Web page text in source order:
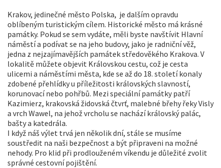
Krakov, jedinečné město Polska, je dalším opravdu
oblíbeným turistickým cílem. Historické město má krásné
památky. Pokud se sem vydáte, měli byste navštívit Hlavní
náměstí a podívat se na jeho budovy, jako je radniční věž,
jedna z nejzajímavějších památek středověkého Krakova. V
lokalitě můžete objevit Královskou cestu, což je cesta
ulicemi a náměstími města, kde se až do 18. století konaly
zdobené přehlídky u příležitosti královských slavností,
korunovací nebo pohřbů. Mezi speciální památky patří
Kazimierz, krakovská židovská čtvrť, malebné břehy řeky Visly
a vrch Wawel, na jehož vrcholu se nachází královský palác,
bašty a katedrála.
I když náš výlet trvá jen několik dní, stále se musíme
soustředit na naši bezpečnost a být připraveni na možné
nehody. Pro klid při prodlouženém víkendu je důležité zvolit
správné cestovní pojištění.